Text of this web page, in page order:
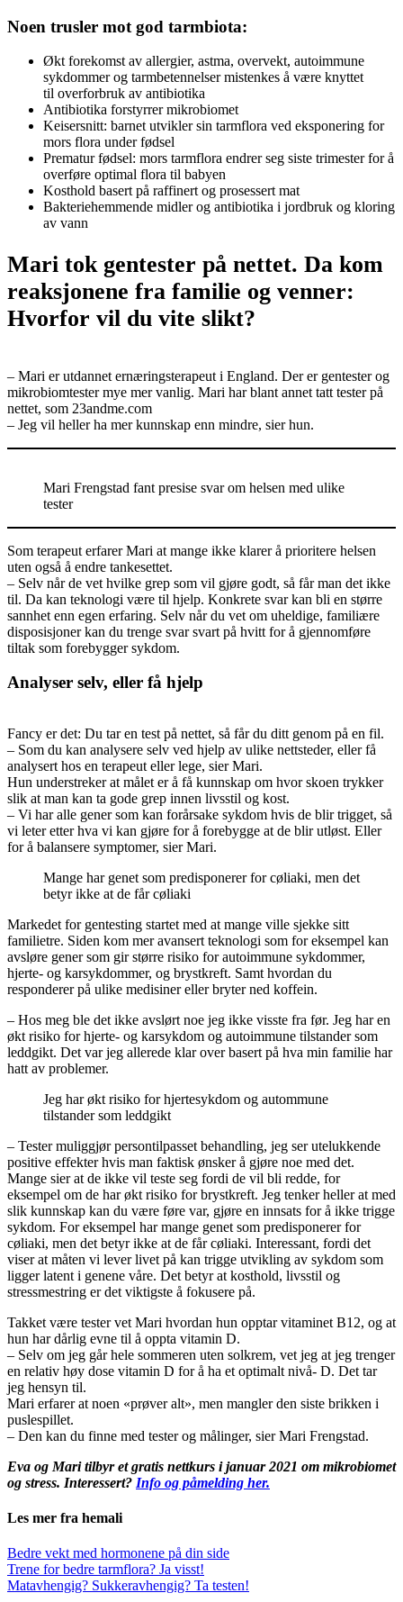
Noen trusler mot god tarmbiota:
Økt forekomst av allergier, astma, overvekt, autoimmune
sykdommer og tarmbetennelser mistenkes å være knyttet
til overforbruk av antibiotika
Antibiotika forstyrrer mikrobiomet
Keisersnitt: barnet utvikler sin tarmflora ved eksponering for
mors flora under fødsel
Prematur fødsel: mors tarmflora endrer seg siste trimester for å
overføre optimal flora til babyen
Kosthold basert på raffinert og prosessert mat
Bakteriehemmende midler og antibiotika i jordbruk og kloring
av vann
Mari tok gentester på nettet. Da kom
reaksjonene fra familie og venner:
Hvorfor vil du vite slikt?
– Mari er utdannet ernæringsterapeut i England. Der er gentester og
mikrobiomtester mye mer vanlig. Mari har blant annet tatt tester på
nettet, som 23andme.com
– Jeg vil heller ha mer kunnskap enn mindre, sier hun.
Mari Frengstad fant presise svar om helsen med ulike
tester
Som terapeut erfarer Mari at mange ikke klarer å prioritere helsen
uten også å endre tankesettet.
– Selv når de vet hvilke grep som vil gjøre godt, så får man det ikke
til. Da kan teknologi være til hjelp. Konkrete svar kan bli en større
sannhet enn egen erfaring. Selv når du vet om uheldige, familiære
disposisjoner kan du trenge svar svart på hvitt for å gjennomføre
tiltak som forebygger sykdom.
Analyser selv, eller få hjelp
Fancy er det: Du tar en test på nettet, så får du ditt genom på en fil.
– Som du kan analysere selv ved hjelp av ulike nettsteder, eller få
analysert hos en terapeut eller lege, sier Mari.
Hun understreker at målet er å få kunnskap om hvor skoen trykker
slik at man kan ta gode grep innen livsstil og kost.
– Vi har alle gener som kan forårsake sykdom hvis de blir trigget, så
vi leter etter hva vi kan gjøre for å forebygge at de blir utløst. Eller
for å balansere symptomer, sier Mari.
Mange har genet som predisponerer for cøliaki, men det
betyr ikke at de får cøliaki
Markedet for gentesting startet med at mange ville sjekke sitt
familietre. Siden kom mer avansert teknologi som for eksempel kan
avsløre gener som gir større risiko for autoimmune sykdommer,
hjerte- og karsykdommer, og brystkreft. Samt hvordan du
responderer på ulike medisiner eller bryter ned koffein.
– Hos meg ble det ikke avslørt noe jeg ikke visste fra før. Jeg har en
økt risiko for hjerte- og karsykdom og autoimmune tilstander som
leddgikt. Det var jeg allerede klar over basert på hva min familie har
hatt av problemer.
Jeg har økt risiko for hjertesykdom og autommune
tilstander som leddgikt
– Tester muliggjør persontilpasset behandling, jeg ser utelukkende
positive effekter hvis man faktisk ønsker å gjøre noe med det.
Mange sier at de ikke vil teste seg fordi de vil bli redde, for
eksempel om de har økt risiko for brystkreft. Jeg tenker heller at med
slik kunnskap kan du være føre var, gjøre en innsats for å ikke trigge
sykdom. For eksempel har mange genet som predisponerer for
cøliaki, men det betyr ikke at de får cøliaki. Interessant, fordi det
viser at måten vi lever livet på kan trigge utvikling av sykdom som
ligger latent i genene våre. Det betyr at kosthold, livsstil og
stressmestring er det viktigste å fokusere på.
Takket være tester vet Mari hvordan hun opptar vitaminet B12, og at
hun har dårlig evne til å oppta vitamin D.
– Selv om jeg går hele sommeren uten solkrem, vet jeg at jeg trenger
en relativ høy dose vitamin D for å ha et optimalt nivå- D. Det tar
jeg hensyn til.
Mari erfarer at noen «prøver alt», men mangler den siste brikken i
puslespillet.
– Den kan du finne med tester og målinger, sier Mari Frengstad.
Eva og Mari tilbyr et gratis nettkurs i januar 2021 om mikrobiomet
og stress. Interessert? Info og påmelding her.
Les mer fra hemali
Bedre vekt med hormonene på din side
Trene for bedre tarmflora? Ja visst!
Matavhengig? Sukkeravhengig? Ta testen!